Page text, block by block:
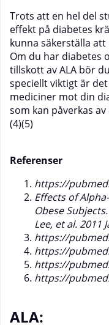
Trots att en hel del
effekt på diabetes
kunna säkerställa
Om du har diabetes
tillskott av ALA bör
speciellt viktigt är
mediciner mot din
som kan påverkas
(4)(5)
Referenser
https://
Effects of
Obese
Lee, et al. 2011
https://
https://
https://
https://
ALA: